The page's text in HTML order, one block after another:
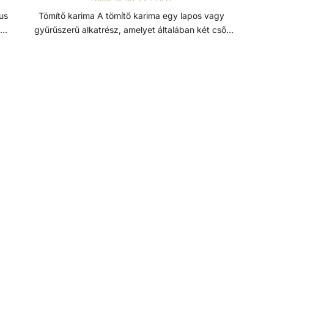
Tömítő karima A tömítő karima egy lapos vagy
gyűrűszerű alkatrész, amelyet általában két cső,